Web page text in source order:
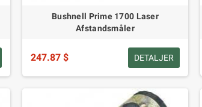
Bushnell Prime 1700 Laser
Afstandsmåler
247.87 $ DETALJER